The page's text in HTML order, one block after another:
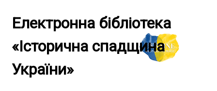
Електронна бібліотека
«Історична спадщина
України»